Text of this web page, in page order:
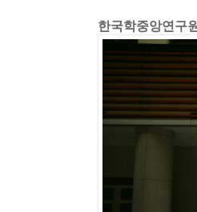
한국학중앙연구